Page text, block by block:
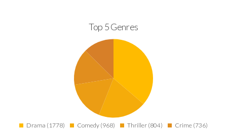
Top 5 Genres
Drama (1778) Comedy (968) Thriller (804)
Crime (736)